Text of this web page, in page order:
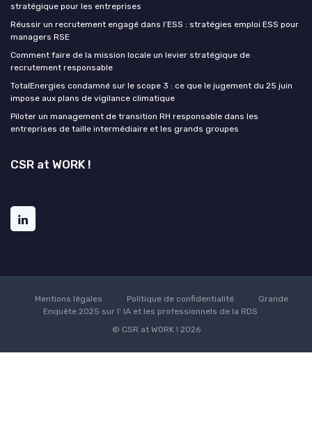
stratégique pour les entreprises
Réussir un recrutement engagé dans l’ESS : stratégies emploi ESS pour
managers RSE
Comment faire de la mission locale un levier stratégique de
recrutement responsable
TotalEnergies condamné sur le scope 3 : ce que le jugement du 25 juin
impose aux plans de vigilance climatique
Piloter un management de transition RH responsable dans les
entreprises de taille intermédiaire et les grands groupes
CSR at WORK !
Mentions légales Politique de confidentialité
Grande
Enquête 2025 sur l' IA et les professionnels de la RDS
© CSR at WORK ! 2026